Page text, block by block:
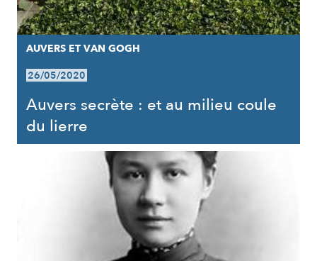
AUVERS ET VAN GOGH
26/05/2020
Auvers secrète : et au milieu coule
du lierre